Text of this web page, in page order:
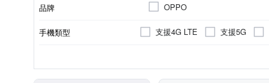
品牌 OPPO
手機類型 支援4G LTE 支援5G